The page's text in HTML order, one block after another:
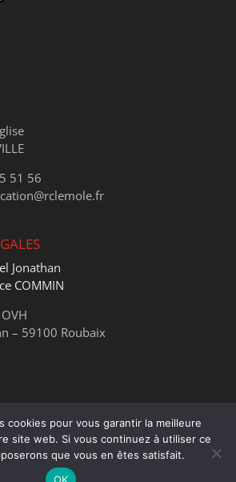
51 56
Jonathan
COMMIN
– 59100 Roubaix
- Copyright ©2025 Agence Commin - All
cookies pour vous garantir la meilleure
site web. Si vous continuez à utiliser ce
que vous en êtes satisfait.
OK